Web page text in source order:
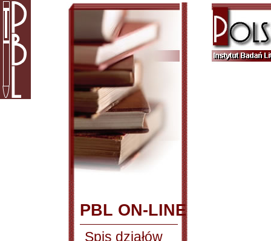
PBL ON-LINE
Spis działów